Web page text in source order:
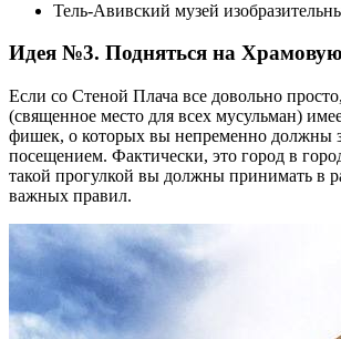
Тель-Авивский музей
Идея №3. Подняться на
Если со Стеной Плача все довольно
(священное место для всех мусульман)
фишек, о которых вы непременно должны
посещением. Фактически, это город в
такой прогулкой вы должны принимать в
важных правил.